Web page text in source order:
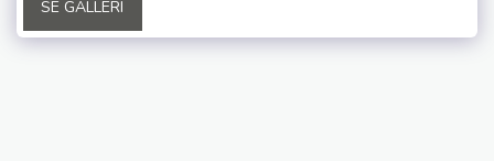
SE GALLERI